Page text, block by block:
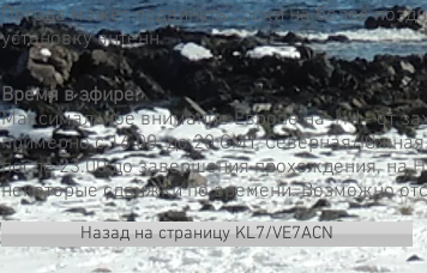
Погода может подвинуть сроки на более
установку антенн.
Время в эфире:
Максимальное внимание Европе на НЧ - от
примерно с 16.00 до 20 GMT. Северная/
после 23.00 до завершения прохождения, на
некоторые сдвижки по времени. Возможно
Назад на страницу KL7/VE7ACN